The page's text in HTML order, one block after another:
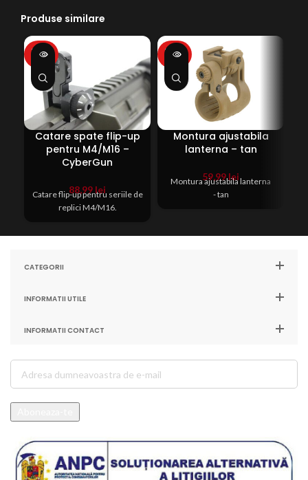
Produse similare
SOLD
OUT
Catare spate flip-up
pentru M4/M16 –
CyberGun
88,99 lei
Catare flip-up pentru seriile de
replici M4/M16.
SOLD
OUT
Montura ajustabila
lanterna – tan
59,99lei
Montura ajustabila lanterna
- tan
CATEGORII
INFORMATII UTILE
INFORMATII CONTACT